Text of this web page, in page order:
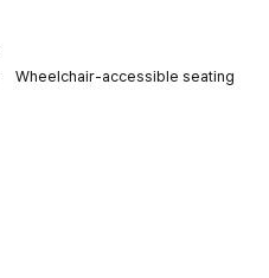
Wheelchair-accessible seating